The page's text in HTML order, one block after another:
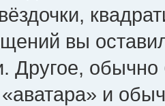
вы
Другое,
«аватара» и